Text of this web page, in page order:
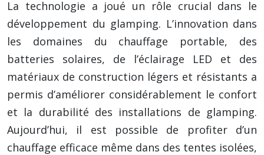
La technologie a joué un rôle crucial dans le
développement du glamping. L’innovation dans
les domaines du chauffage portable, des
batteries solaires, de l’éclairage LED et des
matériaux de construction légers et résistants a
permis d’améliorer considérablement le confort
et la durabilité des installations de glamping.
Aujourd’hui, il est possible de profiter d’un
chauffage efficace même dans des tentes isolées,